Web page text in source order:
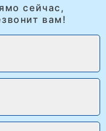
сейчас,
вам!